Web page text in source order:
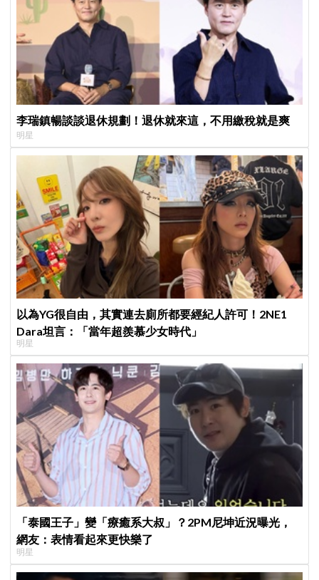
李瑞鎮暢談談退休規劃！退休就來這，不用繳稅就是爽
明星
以為YG很自由，其實連去廁所都要經紀人許可！2NE1
Dara坦言：「當年超羨慕少女時代」
明星
「泰國王子」變「療癒系大叔」？2PM尼坤近況曝光，
網友：表情看起來更快樂了
明星